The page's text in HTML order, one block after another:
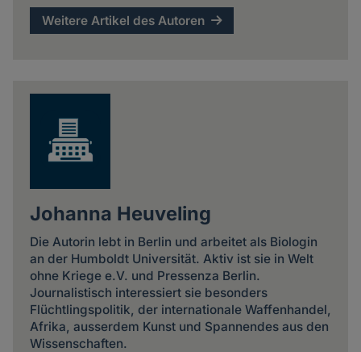
Weitere Artikel des Autoren
Johanna Heuveling
Die Autorin lebt in Berlin und arbeitet als Biologin
an der Humboldt Universität. Aktiv ist sie in Welt
ohne Kriege e.V. und Pressenza Berlin.
Journalistisch interessiert sie besonders
Flüchtlingspolitik, der internationale Waffenhandel,
Afrika, ausserdem Kunst und Spannendes aus den
Wissenschaften.